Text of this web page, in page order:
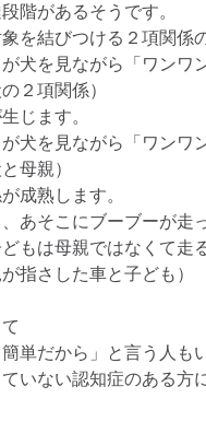
階があるそうです。
を結びつける２項関係
犬を見ながら「ワンワ
項関係）
じます。
犬を見ながら「ワンワ
母親）
成熟します。
あそこにブーブーが走
は母親ではなくて走る
さした車と子ども）
簡単だから」と言う人も
いない認知症のある方